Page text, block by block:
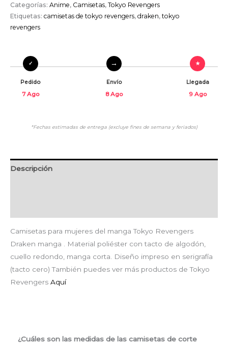
Categorías: Anime, Camisetas, Tokyo Revengers
Etiquetas: camisetas de tokyo revengers, draken, tokyo
revengers
Pedido
7 Ago
Envío
8 Ago
Llegada
9 Ago
*Fechas estimadas de entrega (excluye fines de semana y feriados)
Descripción
Camisetas para mujeres del manga Tokyo Revengers
Draken manga . Material poliéster con tacto de algodón,
cuello redondo, manga corta. Diseño impreso en serigrafía
(tacto cero) También puedes ver más productos de Tokyo
Revengers Aquí
¿Cuáles son las medidas de las camisetas de corte